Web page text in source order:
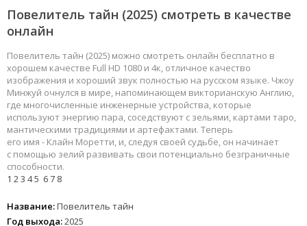
Повелитель тайн (2025) смотреть в качестве
онлайн
Повелитель тайн (2025) можно смотреть онлайн бесплатно в
хорошем качестве Full HD 1080 и 4к, отличное качество
изображения и хороший звук полностью на русском языке. Чжоу
Минжуй очнулся в мире, напоминающем викторианскую Англию,
где многочисленные инженерные устройства, которые
используют энергию пара, соседствуют с зельями, картами таро,
мантическими традициями и артефактами. Теперь
его имя - Клайн Моретти, и, следуя своей судьбе, он начинает
с помощью зелий развивать свои потенциально безграничные
способности.
1 23 45 67 8
Название:Повелитель тайн
Год выхода:2025